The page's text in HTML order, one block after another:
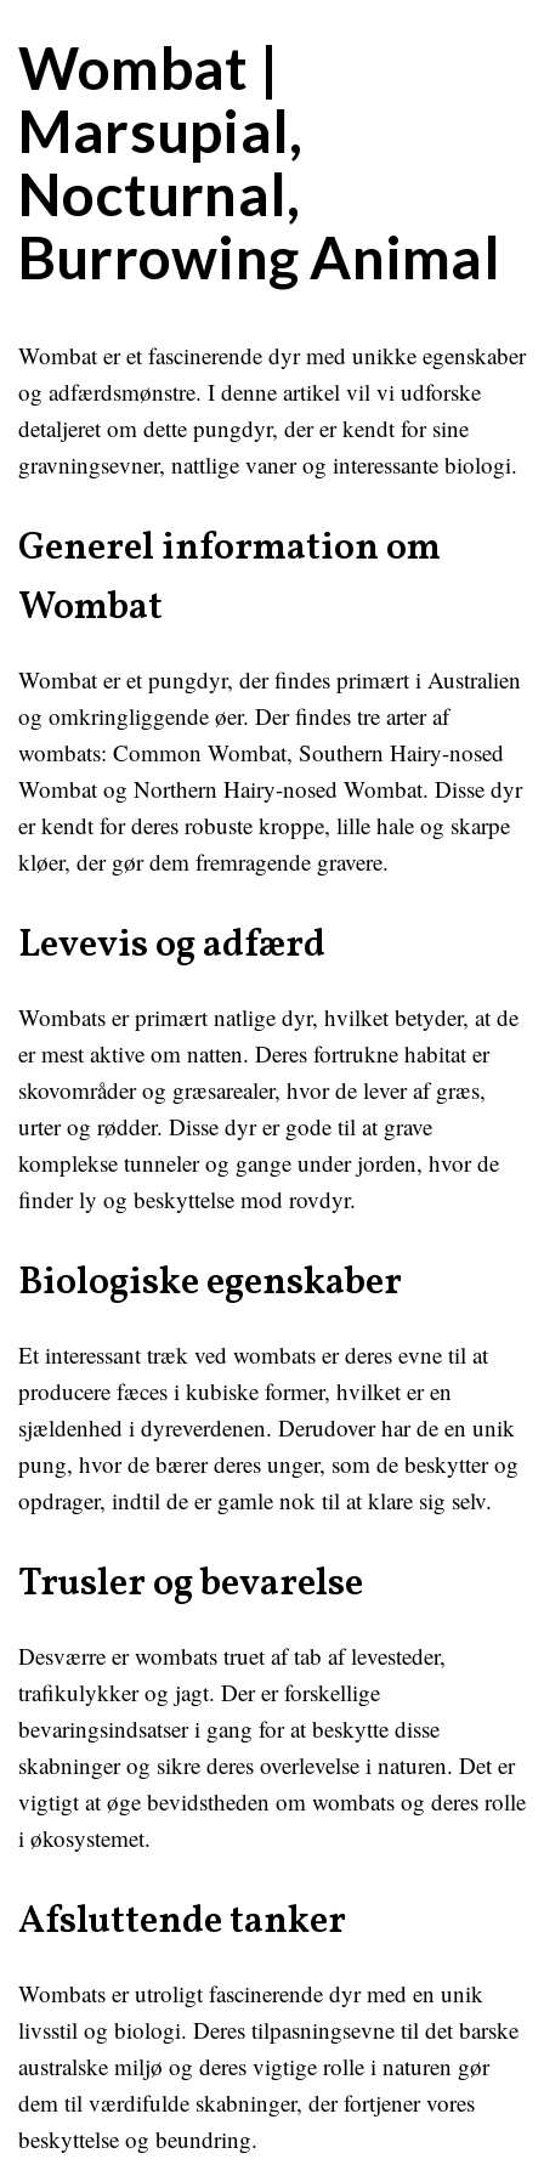
Wombat |
Marsupial,
Nocturnal,
Burrowing Animal
Wombat er et fascinerende dyr med unikke egenskaber
og adfærdsmønstre. I denne artikel vil vi udforske
detaljeret om dette pungdyr, der er kendt for sine
gravningsevner, nattlige vaner og interessante biologi.
Generel information om
Wombat
Wombat er et pungdyr, der findes primært i Australien
og omkringliggende øer. Der findes tre arter af
wombats: Common Wombat, Southern Hairy-nosed
Wombat og Northern Hairy-nosed Wombat. Disse dyr
er kendt for deres robuste kroppe, lille hale og skarpe
kløer, der gør dem fremragende gravere.
Levevis og adfærd
Wombats er primært natlige dyr, hvilket betyder, at de
er mest aktive om natten. Deres fortrukne habitat er
skovområder og græsarealer, hvor de lever af græs,
urter og rødder. Disse dyr er gode til at grave
komplekse tunneler og gange under jorden, hvor de
finder ly og beskyttelse mod rovdyr.
Biologiske egenskaber
Et interessant træk ved wombats er deres evne til at
producere fæces i kubiske former, hvilket er en
sjældenhed i dyreverdenen. Derudover har de en unik
pung, hvor de bærer deres unger, som de beskytter og
opdrager, indtil de er gamle nok til at klare sig selv.
Trusler og bevarelse
Desværre er wombats truet af tab af levesteder,
trafikulykker og jagt. Der er forskellige
bevaringsindsatser i gang for at beskytte disse
skabninger og sikre deres overlevelse i naturen. Det er
vigtigt at øge bevidstheden om wombats og deres rolle
i økosystemet.
Afsluttende tanker
Wombats er utroligt fascinerende dyr med en unik
livsstil og biologi. Deres tilpasningsevne til det barske
australske miljø og deres vigtige rolle i naturen gør
dem til værdifulde skabninger, der fortjener vores
beskyttelse og beundring.